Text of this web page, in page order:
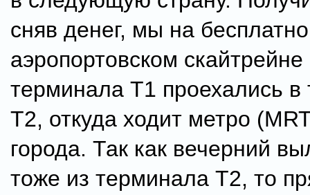
сняв денег, мы на
аэропортовском
терминала T1 проехались в
T2, откуда ходит метро
города. Так как вечерний
тоже из терминала T2, то